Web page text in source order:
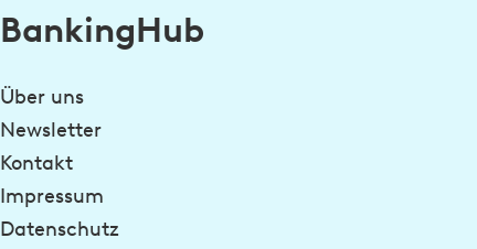
BankingHub
Über uns
Newsletter
Kontakt
Impressum
Datenschutz